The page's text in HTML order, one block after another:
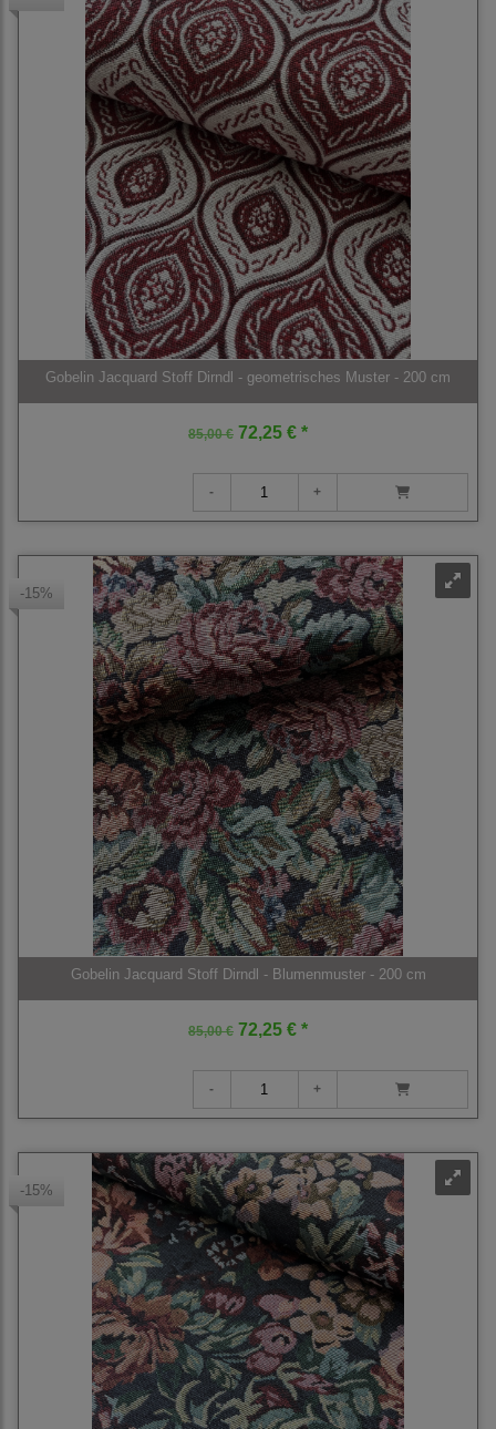
Gobelin Jacquard Stoff Dirndl - geometrisches Muster - 200 cm
85,00 € 72,25 € *
-15%
Gobelin Jacquard Stoff Dirndl - Blumenmuster - 200 cm
85,00 € 72,25 € *
-15%